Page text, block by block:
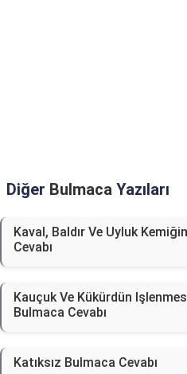
Diğer Bulmaca Yazıları
Kaval, Baldır Ve Uyluk
Cevabı
Kauçuk Ve Kükürdün
Bulmaca Cevabı
Katıksız Bulmaca Cevabı